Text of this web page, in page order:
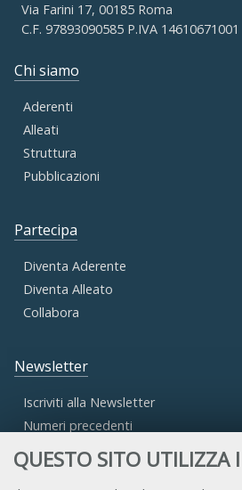
QUESTO SITO UTILIZZA
Via Farini 17, 00185 Roma
C.F. 97893090585 P.IVA 14610671001
Chi siamo
Aderenti
Alleati
Struttura
Pubblicazioni
Partecipa
Diventa Aderente
Diventa Alleato
Collabora
Newsletter
Iscriviti alla Newsletter
Numeri precedenti